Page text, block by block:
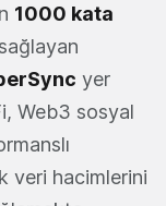
1000 kata
sağlayan
yer
Web3 sosyal
veri hacimlerini